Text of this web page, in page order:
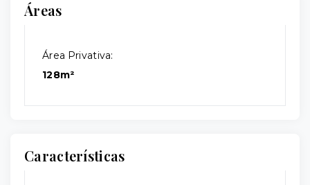
Áreas
Área Privativa:
128m²
Características